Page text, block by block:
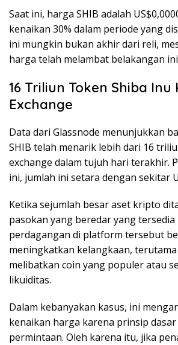
Saat ini, harga SHIB adalah
kenaikan 30% dalam periode yang
ini mungkin bukan akhir dari reli,
harga telah melambat belakangan
16 Triliun Token Shiba
Exchange
Data dari Glassnode menunjukkan
SHIB telah menarik lebih dari 16
exchange dalam tujuh hari terakhir.
ini, jumlah ini setara dengan sekitar
Ketika sejumlah besar aset kripto
pasokan yang beredar yang
perdagangan di platform tersebut
meningkatkan kelangkaan,
melibatkan coin yang populer atau
likuiditas.
Dalam kebanyakan kasus, ini
kenaikan harga karena prinsip
permintaan. Oleh karena itu, jika